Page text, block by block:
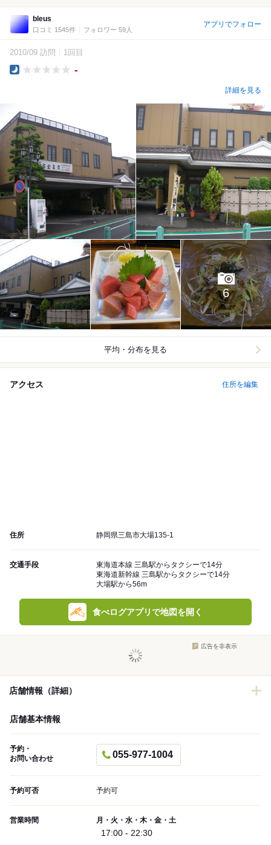
bleus
口コミ 1545件 フォロワー 59人
アプリでフォロー
2010/09 訪問 1回目
-
詳細を見る
6
平均・分布を見る
アクセス 住所を編集
住所 静岡県三島市大場135-1
交通手段
東海道本線 三島駅からタクシーで14分
東海道新幹線 三島駅からタクシーで14分
大場駅から56m
食べログアプリで地図を開く
広告を非表示
店舗情報（詳細）
店舗基本情報
予約・
お問い合わせ
055-977-1004
予約可否 予約可
営業時間 月・火・水・木・金・土
17:00 - 22:30